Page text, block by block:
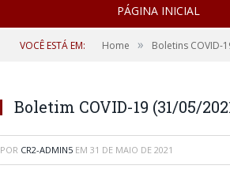
PÁGINA INICIAL
VOCÊ ESTÁ EM: Home » Boletins COVID-
Boletim COVID-19 (31/05/
POR CR2-ADMIN5 EM 31 DE MAIO DE 2021